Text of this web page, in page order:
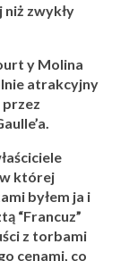
niż zwykły
y Molina
atrakcyjny
której
byłem ja i
“Francuz”
z torbami
cenami, co